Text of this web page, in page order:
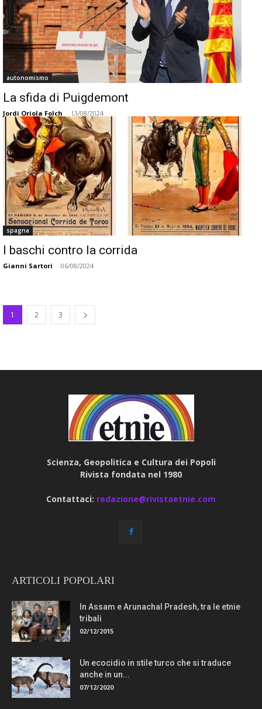
autonomismo
La sfida di Puigdemont
Jordi Oriola Folch - 13/08/2024
spagna
I baschi contro la corrida
Gianni Sartori - 06/08/2024
1 2 3
Scienza, Geopolitica e Cultura dei Popoli
Rivista fondata nel 1980
Contattaci: redazione@rivistaetnie.com
ARTICOLI POPOLARI
In Assam e Arunachal Pradesh, tra le etnie
tribali
02/12/2015
Un ecocidio in stile turco che si traduce
anche in un...
07/12/2020